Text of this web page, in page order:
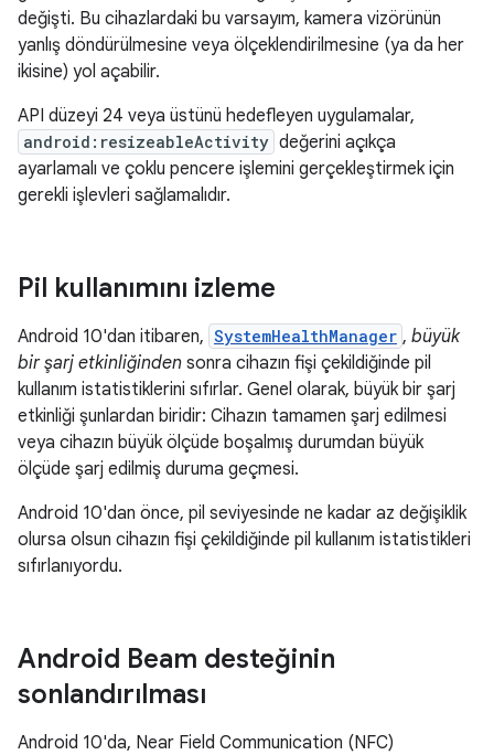
değişti. Bu cihazlardaki bu varsayım, kamera vizörünün
yanlış döndürülmesine veya ölçeklendirilmesine (ya da her
ikisine) yol açabilir.
API düzeyi 24 veya üstünü hedefleyen uygulamalar,
android:resizeableActivity değerini açıkça
ayarlamalı ve çoklu pencere işlemini gerçekleştirmek için
gerekli işlevleri sağlamalıdır.
Pil kullanımını izleme
Android 10'dan itibaren, SystemHealthManager , büyük
bir şarj etkinliğinden sonra cihazın fişi çekildiğinde pil
kullanım istatistiklerini sıfırlar. Genel olarak, büyük bir şarj
etkinliği şunlardan biridir: Cihazın tamamen şarj edilmesi
veya cihazın büyük ölçüde boşalmış durumdan büyük
ölçüde şarj edilmiş duruma geçmesi.
Android 10'dan önce, pil seviyesinde ne kadar az değişiklik
olursa olsun cihazın fişi çekildiğinde pil kullanım istatistikleri
sıfırlanıyordu.
Android Beam desteğinin
sonlandırılması
Android 10'da, Near Field Communication (NFC)